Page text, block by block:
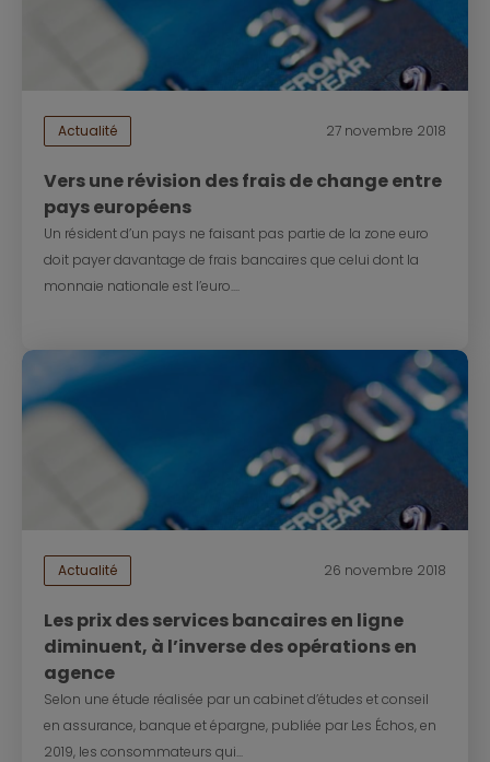
Actualité 27 novembre 2018
Vers une révision des frais de change entre
pays européens
Un résident d’un pays ne faisant pas partie de la zone euro
doit payer davantage de frais bancaires que celui dont la
monnaie nationale est l’euro....
Actualité 26 novembre 2018
Les prix des services bancaires en ligne
diminuent, à l’inverse des opérations en
agence
Selon une étude réalisée par un cabinet d’études et conseil
en assurance, banque et épargne, publiée par Les Échos, en
2019, les consommateurs qui...